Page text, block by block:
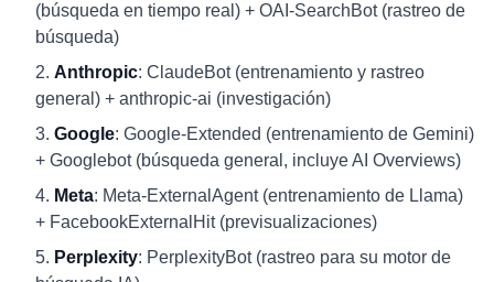
(búsqueda en tiempo real) + OAI-SearchBot (rastreo de
búsqueda)
Anthropic: ClaudeBot (entrenamiento y rastreo
general) + anthropic-ai (investigación)
Google: Google-Extended (entrenamiento de Gemini)
+ Googlebot (búsqueda general, incluye AI Overviews)
Meta: Meta-ExternalAgent (entrenamiento de Llama)
+ FacebookExternalHit (previsualizaciones)
Perplexity: PerplexityBot (rastreo para su motor de